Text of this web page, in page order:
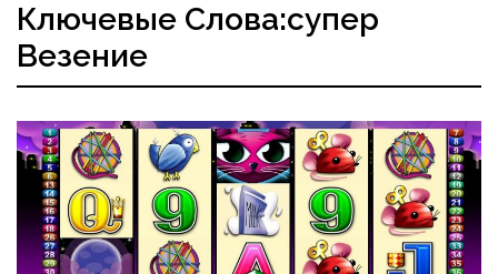
Ключевые Слова:супер
Везение